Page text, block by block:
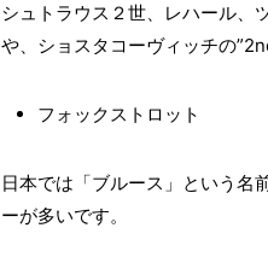
シュトラウス２世、レハール、
や、ショスタコーヴィッチの
フォックストロット
日本では「ブルース」という名
ーが多いです。